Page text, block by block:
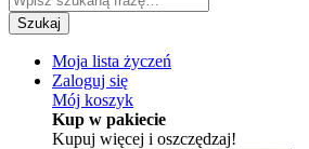
Szukaj
Moja lista życzeń
Zaloguj się
Mój koszyk
Kup w pakiecie
Kupuj więcej i oszczędzaj!